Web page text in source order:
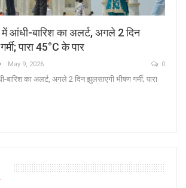
आंधी-बारिश का अलर्ट, अगले 2 दिन
पारा 45°C के पार
May 9, 2026 0
का अलर्ट, अगले 2 दिन झुलसाएगी भीषण गर्मी; पारा